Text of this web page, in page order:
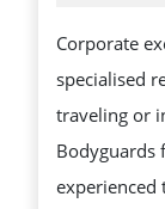
Corporate
specialised
traveling or
Bodyguards
experienced